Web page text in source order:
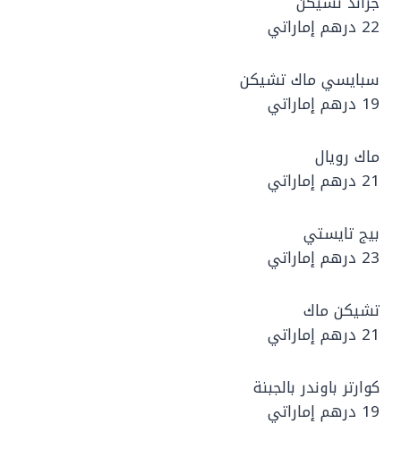
22 درهم إماراتي
سبايسي ماك تشيكن
19 درهم إماراتي
ماك رويال
21 درهم إماراتي
بيج تايستي
23 درهم إماراتي
تشيكن ماك
21 درهم إماراتي
كوارتر باوندر بالجبنة
19 درهم إماراتي